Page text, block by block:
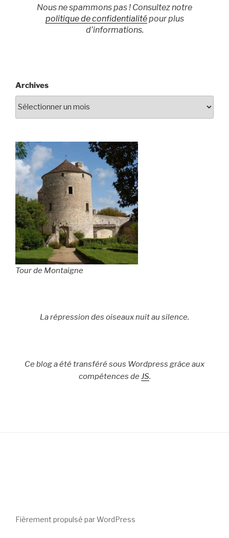
Nous ne spammons pas ! Consultez notre
politique de confidentialitépour plus
d’informations.
Archives
Tour de Montaigne
La répression des oiseaux nuit au silence.
Ce blog a été transféré sous Wordpress grâce aux
compétences de JS.
Fièrement propulsé par WordPress